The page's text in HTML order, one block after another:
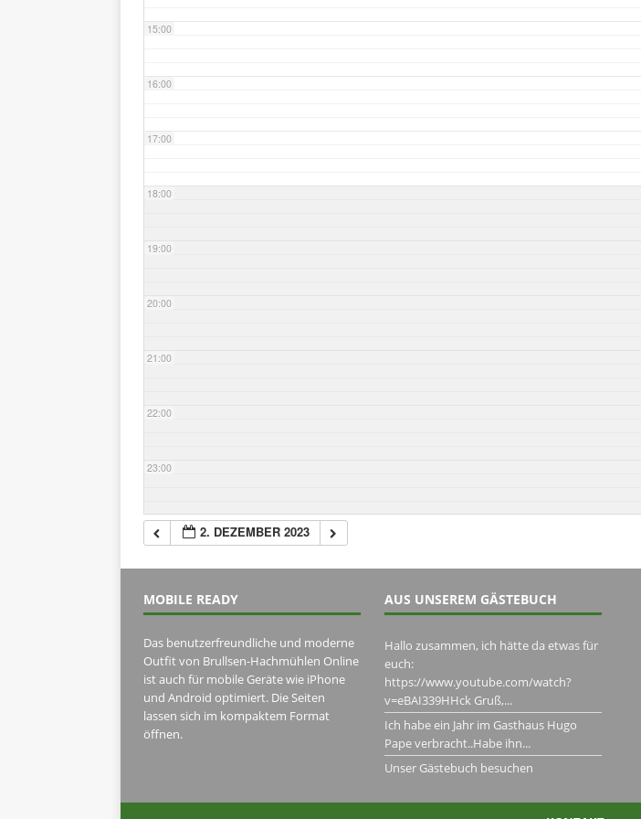
15:00
16:00
17:00
18:00
19:00
20:00
21:00
22:00
23:00
2. DEZEMBER 2023
MOBILE READY
Das benutzerfreundliche und moderne
Outfit von Brullsen-Hachmühlen Online
ist auch für mobile Geräte wie iPhone
und Android optimiert. Die Seiten
lassen sich im kompaktem Format
öffnen.
AUS UNSEREM GÄSTEBUCH
Hallo zusammen, ich hätte da etwas für
euch:
https://www.youtube.com/watch?
v=eBAI339HHck Gruß,...
Ich habe ein Jahr im Gasthaus Hugo
Pape verbracht..Habe ihn...
Unser Gästebuch besuchen